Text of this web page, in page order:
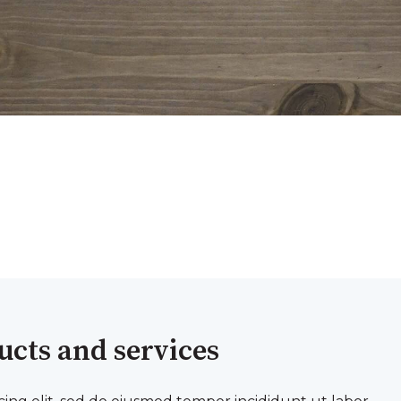
and services